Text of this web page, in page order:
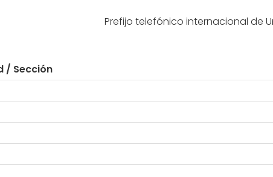
Prefijo telefónico internacional de
/ Sección